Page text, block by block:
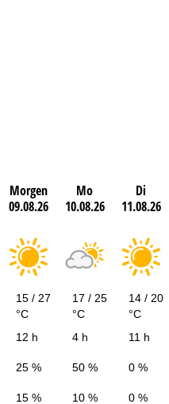
Morgen
09.08.26
Mo
10.08.26
Di
11.08.26
15 / 27
°C
17 / 25
°C
14 / 20
°C
12 h 4 h 11 h
25 % 50 % 0 %
15 % 10 % 0 %